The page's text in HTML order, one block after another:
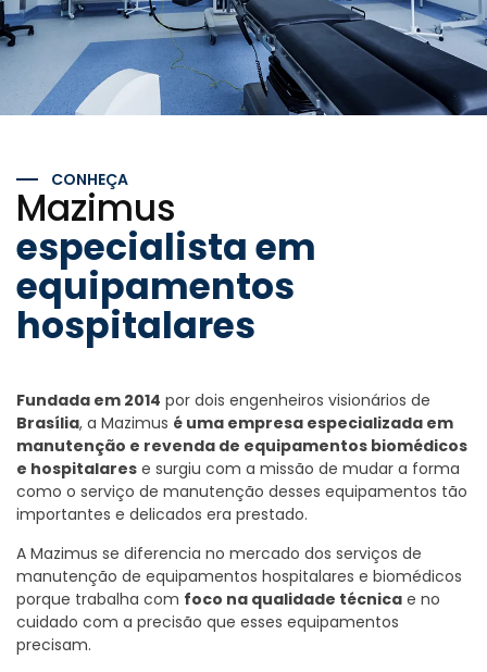
CONHEÇA
Mazimus
especialista em
equipamentos
hospitalares
Fundada em 2014 por dois engenheiros visionários de
Brasília, a Mazimus é uma empresa especializada em
manutenção e revenda de equipamentos biomédicos
e hospitalares e surgiu com a missão de mudar a forma
como o serviço de manutenção desses equipamentos tão
importantes e delicados era prestado.
A Mazimus se diferencia no mercado dos serviços de
manutenção de equipamentos hospitalares e biomédicos
porque trabalha com foco na qualidade técnica e no
cuidado com a precisão que esses equipamentos
precisam.